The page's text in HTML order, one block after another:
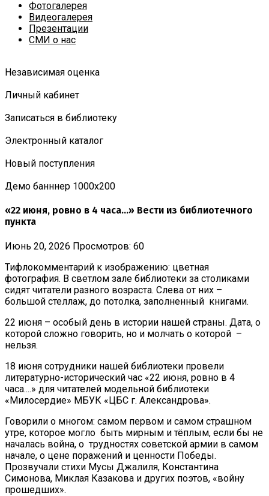
Фотогалерея
Видеогалерея
Презентации
СМИ о нас
Независимая оценка
Личный кабинет
Записаться в библиотеку
Электронный каталог
Новый поступления
Демо банннер 1000х200
«22 июня, ровно в 4 часа...» Вести из библиотечного
пункта
Июнь 20, 2026 Просмотров: 60
Тифлокомментарий к изображению: цветная
фотография. В светлом зале библиотеки за столиками
сидят читатели разного возраста. Слева от них –
большой стеллаж, до потолка, заполненный книгами.
22 июня – особый день в истории нашей страны. Дата, о
которой сложно говорить, но и молчать о которой –
нельзя.
18 июня сотрудники нашей библиотеки провели
литературно-исторический час «22 июня, ровно в 4
часа....» для читателей модельной библиотеки
«Милосердие» МБУК «ЦБС г. Александрова».
Говорили о многом: самом первом и самом страшном
утре, которое могло быть мирным и тёплым, если бы не
началась война, о трудностях советской армии в самом
начале, о цене поражений и ценности Победы.
Прозвучали стихи Мусы Джалиля, Константина
Симонова, Миклая Казакова и других поэтов, «войну
прошедших».